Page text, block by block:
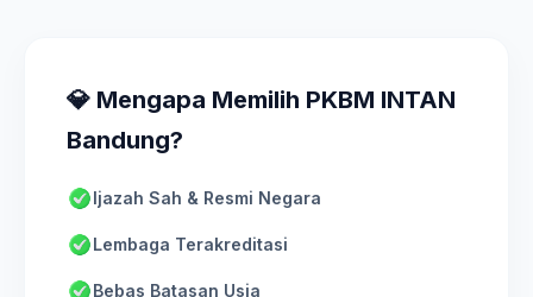
💎 Mengapa Memilih PKBM INTAN
Bandung?
Ijazah Sah & Resmi Negara
Lembaga Terakreditasi
Bebas Batasan Usia